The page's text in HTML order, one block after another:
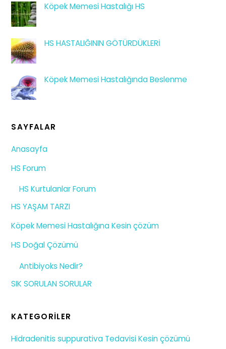
Köpek Memesi Hastalığı HS
HS HASTALIĞININ GÖTÜRDÜKLERİ
Köpek Memesi Hastalığında Beslenme
SAYFALAR
Anasayfa
HS Forum
HS Kurtulanlar Forum
HS YAŞAM TARZI
Köpek Memesi Hastalığına Kesin çözüm
HS Doğal Çözümü
Antibiyoks Nedir?
SIK SORULAN SORULAR
KATEGORILER
Hidradenitis suppurativa Tedavisi Kesin çözümü